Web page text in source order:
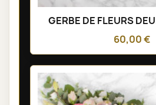
GERBE DE FLEURS
60,00 €